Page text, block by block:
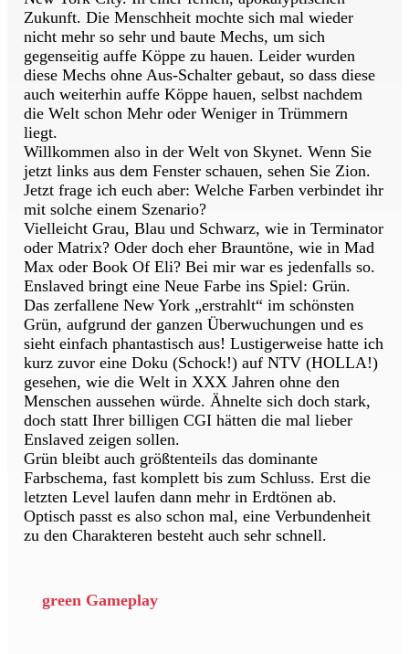
Zukunft. Die Menschheit mochte sich mal wieder
nicht mehr so sehr und baute Mechs, um sich
gegenseitig auffe Köppe zu hauen. Leider wurden
diese Mechs ohne Aus-Schalter gebaut, so dass diese
auch weiterhin auffe Köppe hauen, selbst nachdem
die Welt schon Mehr oder Weniger in Trümmern
liegt.
Willkommen also in der Welt von Skynet. Wenn Sie
jetzt links aus dem Fenster schauen, sehen Sie Zion.
Jetzt frage ich euch aber: Welche Farben verbindet ihr
mit solche einem Szenario?
Vielleicht Grau, Blau und Schwarz, wie in Terminator
oder Matrix? Oder doch eher Brauntöne, wie in Mad
Max oder Book Of Eli? Bei mir war es jedenfalls so.
Enslaved bringt eine Neue Farbe ins Spiel: Grün.
Das zerfallene New York „erstrahlt“ im schönsten
Grün, aufgrund der ganzen Überwuchungen und es
sieht einfach phantastisch aus! Lustigerweise hatte ich
kurz zuvor eine Doku (Schock!) auf NTV (HOLLA!)
gesehen, wie die Welt in XXX Jahren ohne den
Menschen aussehen würde. Ähnelte sich doch stark,
doch statt Ihrer billigen CGI hätten die mal lieber
Enslaved zeigen sollen.
Grün bleibt auch größtenteils das dominante
Farbschema, fast komplett bis zum Schluss. Erst die
letzten Level laufen dann mehr in Erdtönen ab.
Optisch passt es also schon mal, eine Verbundenheit
zu den Charakteren besteht auch sehr schnell.
green Gameplay